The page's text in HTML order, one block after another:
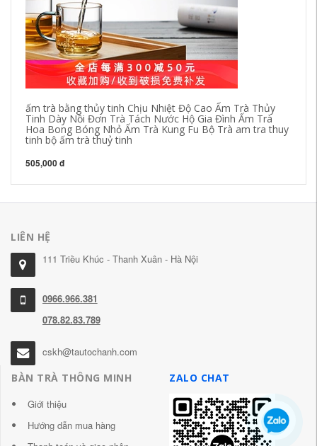
ấm trà bằng thủy tinh Chịu Nhiệt Độ Cao Ấm Trà Thủy
Tinh Dày Nồi Đơn Trà Tách Nước Hộ Gia Đình Ấm Trà
Hoa Bong Bóng Nhỏ Ấm Trà Kung Fu Bộ Trà am tra thuy
tinh bộ ấm trà thuỷ tinh
505,000 đ
LIÊN HỆ
111 Triều Khúc - Thanh Xuân - Hà Nội
0966.966.381
078.82.83.789
cskh@tautochanh.com
BÀN TRÀ THÔNG MINH
Giới thiệu
Hướng dẫn mua hàng
ZALO CHAT